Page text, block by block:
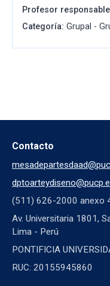
Profesor
Categoría: Grupal -
Contacto
(511) 626-2000 anexo
Av. Universitaria 1801,
Lima - Perú
PONTIFICIA
RUC: 20155945860